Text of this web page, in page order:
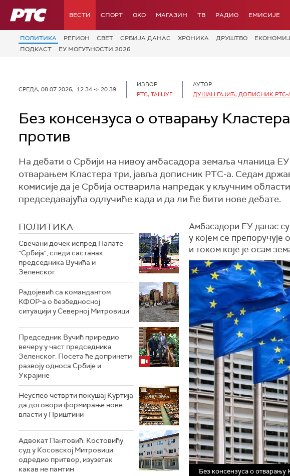
РТС ВЕСТИ СПОРТ OKO МАГАЗИН ТВ РАДИО ЕМИСИЈЕ
ПОЛИТИКА РЕГИОН СВЕТ СРБИЈА ДАНАС ХРОНИКА ДРУШТВО
ПОДКАСТ
ЕУ МОГУЋНОСТИ 2026
СРЕДА, 08.07.2026, 12:34 -> 20:39
ИЗВОР:
РТС, ТАНЈУГ
АУТОР:
ДУШАН ГАЈИЋ, ДОПИСНИК РТС-
Без консензуса о отварању
против
На дебати о Србији на нивоу амбасадора земаља чланица
отварањем Кластера три, јавља дописник РТС-а. Седам
комисије да је Србија остварила напредак у кључним
председавајућа одлучиће када и да ли ће бити нове дебате.
ПОЛИТИКА
Свечани дочек испред Палате
"Србија", следи састанак
председника Вучића и
Зеленског
Радојевић са командантом
КФОР-а о безбедносној
ситуацији у Северној Митровици
Председник Вучић приредио
вечеру у част председника
Зеленског: Посета ће допринети
развоју односа Србије и
Украјине
Неуспео четврти покушај Куртија
да договори формирање нове
власти у Приштини
Адвокат Пантовић: Костовићу
суд у Косовској Митровици
одредио притвор, изузетак
какав не памтим
Амбасадори ЕУ данас
у којем се
и током које је осам
Без консензуса о отварању